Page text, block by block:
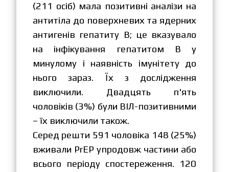
(211 осіб) мала позитивні аналізи на
антитіла до поверхневих та ядерних
антигенів гепатиту В; це вказувало
на інфікування гепатитом В у
минулому і наявність імунітету до
нього зараз. Їх з дослідження
виключили. Двадцять п'ять
чоловіків (3%) були ВІЛ-позитивними
– їх виключили також.
Серед решти 591 чоловіка 148 (25%)
вживали PrEP упродовж частини або
всього періоду спостереження. 120